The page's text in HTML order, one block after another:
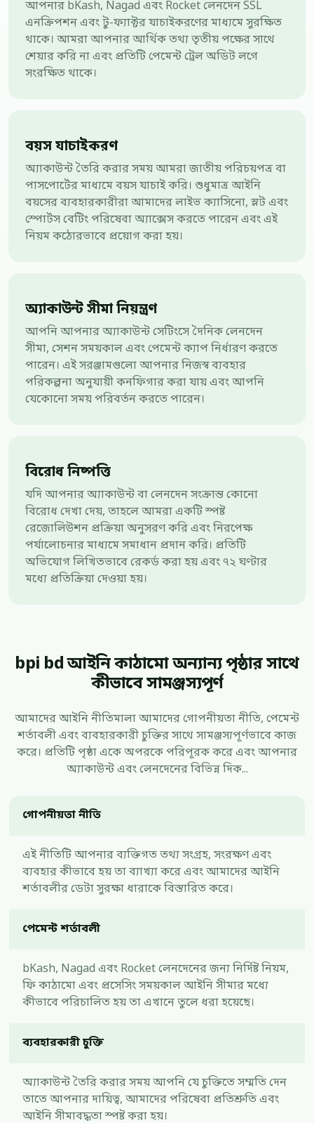
আপনার bKash, Nagad এবং Rocket লেনদেন SSL
এনক্রিপশন এবং টু-ফ্যাক্টর যাচাইকরণের মাধ্যমে সুরক্ষিত
থাকে। আমরা আপনার আর্থিক তথ্য তৃতীয় পক্ষের সাথে
শেয়ার করি না এবং প্রতিটি পেমেন্ট ট্রেল অডিট লগে
সংরক্ষিত থাকে।
বয়স যাচাইকরণ
অ্যাকাউন্ট তৈরি করার সময় আমরা জাতীয় পরিচয়পত্র বা
পাসপোর্টের মাধ্যমে বয়স যাচাই করি। শুধুমাত্র আইনি
বয়সের ব্যবহারকারীরা আমাদের লাইভ ক্যাসিনো, স্লট এবং
স্পোর্টস বেটিং পরিষেবা অ্যাক্সেস করতে পারেন এবং এই
নিয়ম কঠোরভাবে প্রয়োগ করা হয়।
অ্যাকাউন্ট সীমা নিয়ন্ত্রণ
আপনি আপনার অ্যাকাউন্ট সেটিংসে দৈনিক লেনদেন
সীমা, সেশন সময়কাল এবং পেমেন্ট ক্যাপ নির্ধারণ করতে
পারেন। এই সরঞ্জামগুলো আপনার নিজস্ব ব্যবহার
পরিকল্পনা অনুযায়ী কনফিগার করা যায় এবং আপনি
যেকোনো সময় পরিবর্তন করতে পারেন।
বিরোধ নিষ্পত্তি
যদি আপনার অ্যাকাউন্ট বা লেনদেন সংক্রান্ত কোনো
বিরোধ দেখা দেয়, তাহলে আমরা একটি স্পষ্ট
রেজোলিউশন প্রক্রিয়া অনুসরণ করি এবং নিরপেক্ষ
পর্যালোচনার মাধ্যমে সমাধান প্রদান করি। প্রতিটি
অভিযোগ লিখিতভাবে রেকর্ড করা হয় এবং ৭২ ঘণ্টার
মধ্যে প্রতিক্রিয়া দেওয়া হয়।
bpi bd আইনি কাঠামো অন্যান্য পৃষ্ঠার সাথে
কীভাবে সামঞ্জস্যপূর্ণ
আমাদের আইনি নীতিমালা আমাদের গোপনীয়তা নীতি, পেমেন্ট
শর্তাবলী এবং ব্যবহারকারী চুক্তির সাথে সামঞ্জস্যপূর্ণভাবে কাজ
করে। প্রতিটি পৃষ্ঠা একে অপরকে পরিপূরক করে এবং আপনার
অ্যাকাউন্ট এবং লেনদেনের বিভিন্ন দিক...
গোপনীয়তা নীতি
এই নীতিটি আপনার ব্যক্তিগত তথ্য সংগ্রহ, সংরক্ষণ এবং
ব্যবহার কীভাবে হয় তা ব্যাখ্যা করে এবং আমাদের আইনি
শর্তাবলীর ডেটা সুরক্ষা ধারাকে বিস্তারিত করে।
পেমেন্ট শর্তাবলী
bKash, Nagad এবং Rocket লেনদেনের জন্য নির্দিষ্ট নিয়ম,
ফি কাঠামো এবং প্রসেসিং সময়কাল আইনি সীমার মধ্যে
কীভাবে পরিচালিত হয় তা এখানে তুলে ধরা হয়েছে।
ব্যবহারকারী চুক্তি
অ্যাকাউন্ট তৈরি করার সময় আপনি যে চুক্তিতে সম্মতি দেন
তাতে আপনার দায়িত্ব, আমাদের পরিষেবা প্রতিশ্রুতি এবং
আইনি সীমাবদ্ধতা স্পষ্ট করা হয়।